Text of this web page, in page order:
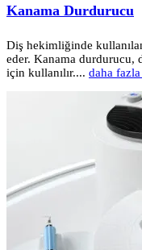
Kanama Durdurucu
Diş hekimliğinde
eder. Kanama durdurucu,
için kullanılır.... daha